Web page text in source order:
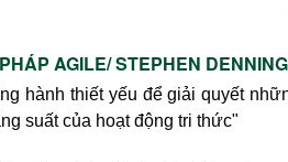
AGILE/ STEPHEN DENNING
hành thiết yếu để giải quyết
suất của hoạt động tri thức"